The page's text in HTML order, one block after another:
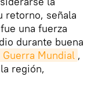
retorno, señala
una fuerza
durante buena
Guerra Mundial ,
región,